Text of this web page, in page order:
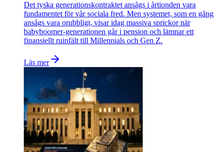
Det tyska generationskontraktet ansågs i årtionden vara
fundamentet för vår sociala fred. Men systemet, som en gång
ansågs vara orubbligt, visar idag massiva sprickor när
babyboomer-generationen går i pension och lämnar ett
finansiellt ruinfält till Millennials och Gen Z.
Läs mer